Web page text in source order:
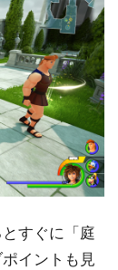
すぐに「庭
イントも見